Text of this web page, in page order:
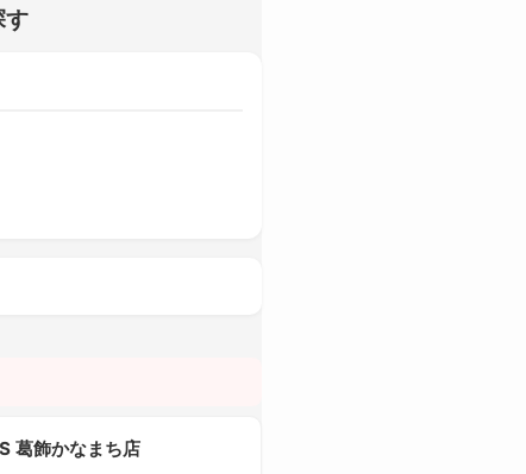
す
葛飾かなまち店